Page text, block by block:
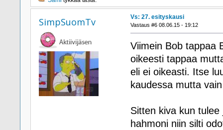
SimpSuomTv Vs: 27. esityskausi
Vastaus #6 08.06.15 - 19:12
Viimein Bob tappaa
oikeesti tappaa
eli ei oikeasti. Itse
kaudessa mutta
Sitten kiva kun
hahmoni niin silti